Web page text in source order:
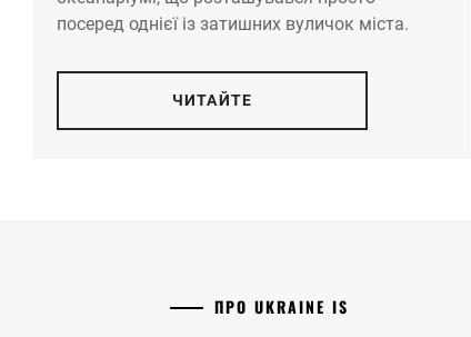
посеред однієї із затишних вуличок міста.
ЧИТАЙТЕ
ПРО UKRAINE IS